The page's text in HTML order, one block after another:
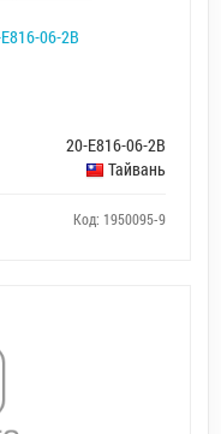
06-2B
20-E816-06-2B
Тайвань
Код: 1950095-9